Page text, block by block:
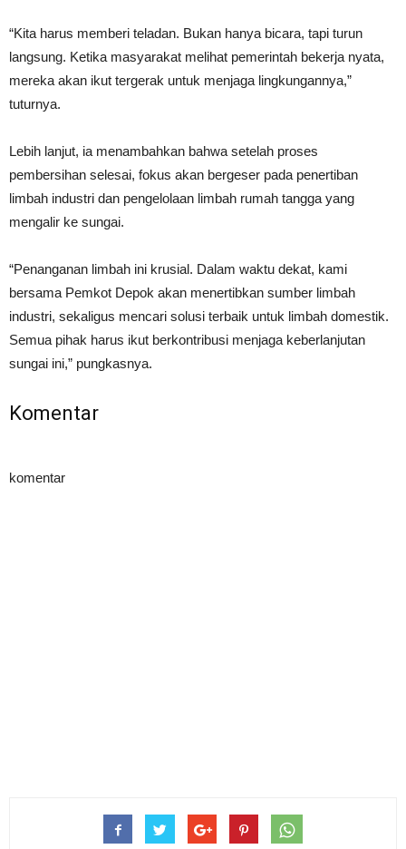
“Kita harus memberi teladan. Bukan hanya bicara, tapi turun
langsung. Ketika masyarakat melihat pemerintah bekerja nyata,
mereka akan ikut tergerak untuk menjaga lingkungannya,”
tuturnya.
Lebih lanjut, ia menambahkan bahwa setelah proses
pembersihan selesai, fokus akan bergeser pada penertiban
limbah industri dan pengelolaan limbah rumah tangga yang
mengalir ke sungai.
“Penanganan limbah ini krusial. Dalam waktu dekat, kami
bersama Pemkot Depok akan menertibkan sumber limbah
industri, sekaligus mencari solusi terbaik untuk limbah domestik.
Semua pihak harus ikut berkontribusi menjaga keberlanjutan
sungai ini,” pungkasnya.
Komentar
komentar